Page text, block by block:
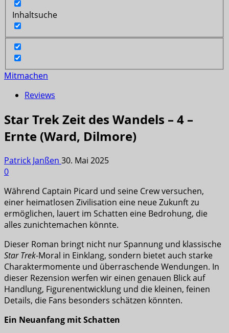
Inhaltsuche
Mitmachen
Reviews
Star Trek Zeit des Wandels – 4 –
Ernte (Ward, Dilmore)
Patrick Janßen 30. Mai 2025
0
Während Captain Picard und seine Crew versuchen,
einer heimatlosen Zivilisation eine neue Zukunft zu
ermöglichen, lauert im Schatten eine Bedrohung, die
alles zunichtemachen könnte.
Dieser Roman bringt nicht nur Spannung und klassische
Star Trek-Moral in Einklang, sondern bietet auch starke
Charaktermomente und überraschende Wendungen. In
dieser Rezension werfen wir einen genauen Blick auf
Handlung, Figurenentwicklung und die kleinen, feinen
Details, die Fans besonders schätzen könnten.
Ein Neuanfang mit Schatten